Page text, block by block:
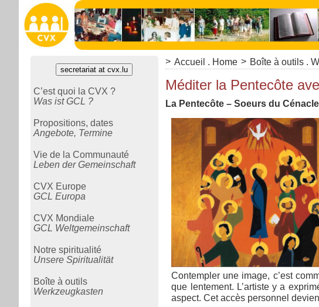
secretariat at cvx.lu
C’est quoi la CVX ?
Was ist GCL ?
Propositions, dates
Angebote, Termine
Vie de la Communauté
Leben der Gemeinschaft
CVX Europe
GCL Europa
CVX Mondiale
GCL Weltgemeinschaft
Notre spiritualité
Unsere Spiritualität
Boîte à outils
Werkzeugkasten
> Accueil . Home > Boîte à outils .
Méditer la Pentecôte
La Pentecôte – Soeurs du
Contempler une image, c’est
que lentement. L’artiste y a
aspect. Cet accès personnel